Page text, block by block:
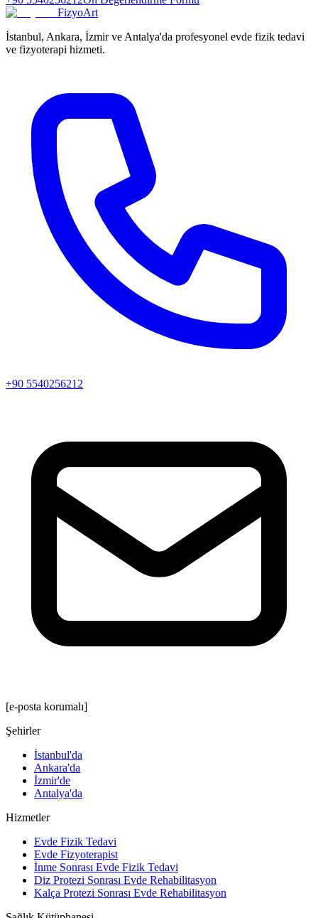
FizyoArt
İstanbul, Ankara, İzmir ve Antalya'da profesyonel evde fizik tedavi
ve fizyoterapi hizmeti.
+90 5540256212
[e-posta korumalı]
Şehirler
İstanbul'da
Ankara'da
İzmir'de
Antalya'da
Hizmetler
Evde Fizik Tedavi
Evde Fizyoterapist
İnme Sonrası Evde Fizik Tedavi
Diz Protezi Sonrası Evde Rehabilitasyon
Kalça Protezi Sonrası Evde Rehabilitasyon